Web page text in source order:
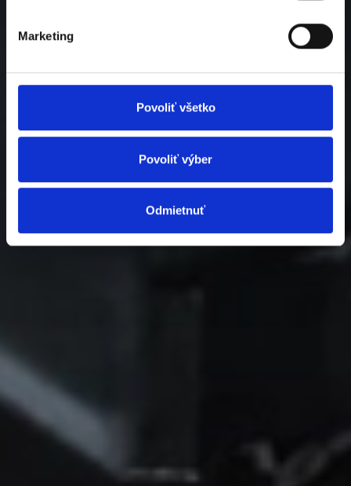
Marketing
Povoliť všetko
Povoliť výber
Odmietnuť